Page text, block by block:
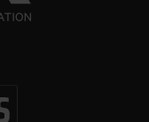
», ajoute Romain